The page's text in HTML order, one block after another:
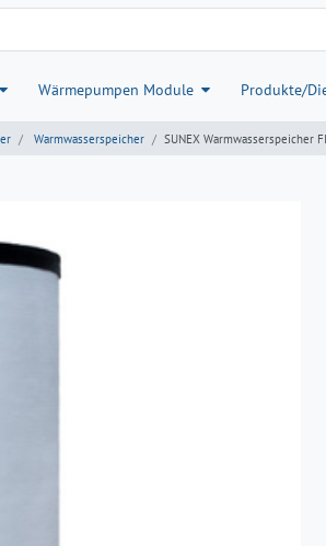
Wärmepumpen Module Produkte/
Warmwasserspeicher SUNEX Warmwasserspeicher